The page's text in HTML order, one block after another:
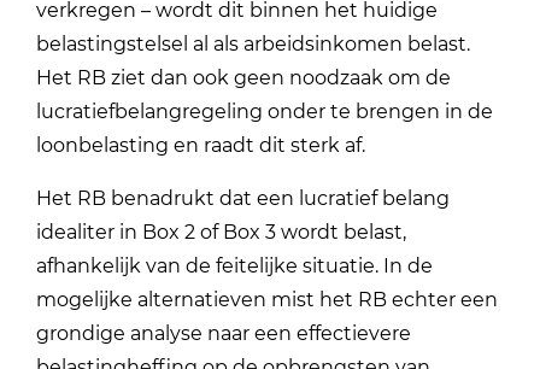
verkregen – wordt dit binnen het huidige
belastingstelsel al als arbeidsinkomen belast.
Het RB ziet dan ook geen noodzaak om de
lucratiefbelangregeling onder te brengen in de
loonbelasting en raadt dit sterk af.
Het RB benadrukt dat een lucratief belang
idealiter in Box 2 of Box 3 wordt belast,
afhankelijk van de feitelijke situatie. In de
mogelijke alternatieven mist het RB echter een
grondige analyse naar een effectievere